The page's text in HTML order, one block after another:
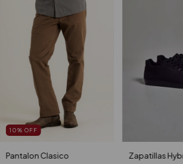
10% OFF
Pantalon Clasico Zapatillas